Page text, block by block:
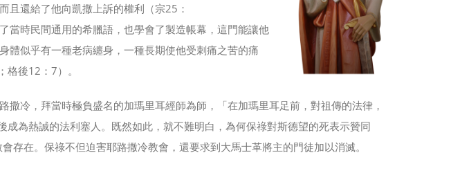
且還給了他向凱撒上訴的權利（宗25：
當時民間通用的希臘語，也學會了製造帳幕，這門能讓他
體似乎有一種老病纏身，一種長期使他受刺痛之苦的痛
後12：7）。
撒冷，拜當時極負盛名的加瑪里耳經師為師，「在加瑪里耳足前，對祖傳的法律，
為熱誠的法利塞人。既然如此，就不難明白，為何保祿對斯德望的死表示贊同
存在。保祿不但迫害耶路撒冷教會，還要求到大馬士革將主的門徒加以消滅。